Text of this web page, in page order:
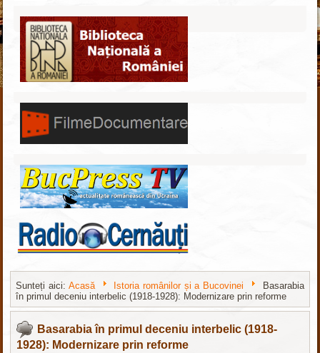
Sunteți aici: Acasă Istoria românilor și a Bucovinei
Basarabia
în primul deceniu interbelic (1918-1928): Modernizare prin reforme
Joomla шаблоны бесплатно
Basarabia în primul deceniu interbelic (1918-
1928): Modernizare prin reforme